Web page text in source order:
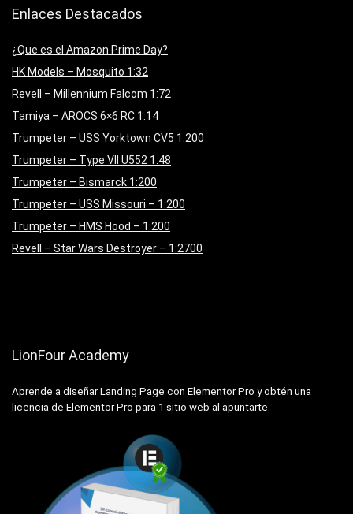
Enlaces Destacados
¿Que es el Amazon Prime Day?
HK Models – Mosquito 1:32
Revell – Millennium Falcom 1:72
Tamiya – AROCS 6×6 RC 1:14
Trumpeter – USS Yorktown CV5 1:200
Trumpeter – Type VII U552 1:48
Trumpeter – Bismarck 1:200
Trumpeter – USS Missouri – 1:200
Trumpeter – HMS Hood – 1:200
Revell – Star Wars Destroyer – 1:2700
LionFour Academy
Aprende a diseñar Landing Page con Elementor Pro y obtén una
licencia de Elementor Pro para 1 sitio web al apuntarte.